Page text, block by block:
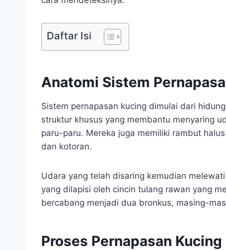
Daftar Isi
Anatomi Sistem
Sistem pernapasan kucing dimulai dari
struktur khusus yang membantu menyaring
paru-paru. Mereka juga memiliki rambut
dan kotoran.
Udara yang telah disaring kemudian
yang dilapisi oleh cincin tulang rawan yang
bercabang menjadi dua bronkus, masing-
Proses Pernapasan Kucing